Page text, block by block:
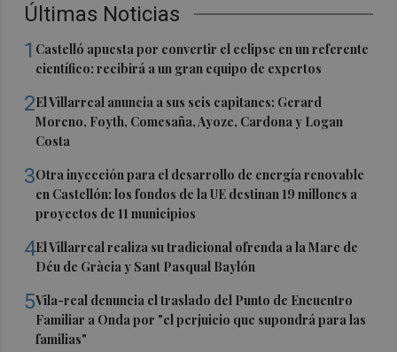
Últimas Noticias
1 Castelló apuesta por convertir el eclipse en un referente
científico: recibirá a un gran equipo de expertos
2El Villarreal anuncia a sus seis capitanes: Gerard
Moreno, Foyth, Comesaña, Ayoze, Cardona y Logan
Costa
3Otra inyección para el desarrollo de energía renovable
en Castellón: los fondos de la UE destinan 19 millones a
proyectos de 11 municipios
4El Villarreal realiza su tradicional ofrenda a la Mare de
Déu de Gràcia y Sant Pasqual Baylón
5Vila-real denuncia el traslado del Punto de Encuentro
Familiar a Onda por "el perjuicio que supondrá para las
familias"